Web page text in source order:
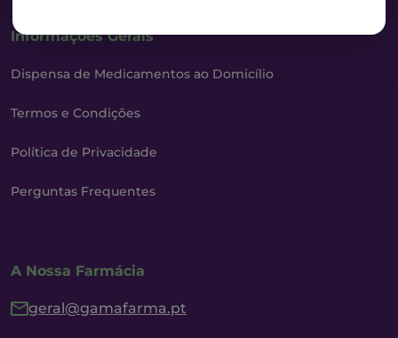
Informações Gerais
Dispensa de Medicamentos ao Domicílio
Termos e Condições
Política de Privacidade
Perguntas Frequentes
A Nossa Farmácia
geral@gamafarma.pt